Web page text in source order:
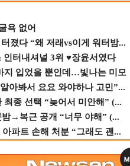
욕 없어
졌다 “왜 저래vs이게 워터밤...
인터내셔널 3위 ♥장윤서였다
지 입었을 뿐인데…빛나는 미모
아봐서 요요 와야하나 고민”...
종 선택 “늦어서 미안해” (...
→복근 공개 “너무 야해” (...
파트 손해 처분 “그래도 괜...